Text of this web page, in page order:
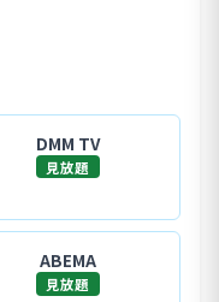
DMM TV
見放題
ABEMA
見放題